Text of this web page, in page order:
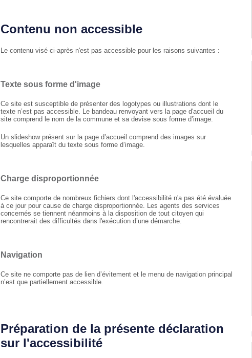
Contenu non accessible
Le contenu visé ci-après n'est pas accessible pour les raisons suivantes :
Texte sous forme d'image
Ce site est susceptible de présenter des logotypes ou illustrations dont le
texte n’est pas accessible. Le bandeau renvoyant vers la page d'accueil du
site comprend le nom de la commune et sa devise sous forme d’image.
Un slideshow présent sur la page d’accueil comprend des images sur
lesquelles apparaît du texte sous forme d’image.
Charge disproportionnée
Ce site comporte de nombreux fichiers dont l'accessibilité n'a pas été évaluée
à ce jour pour cause de charge disproportionnée. Les agents des services
concernés se tiennent néanmoins à la disposition de tout citoyen qui
rencontrerait des difficultés dans l'exécution d’une démarche.
Navigation
Ce site ne comporte pas de lien d’évitement et le menu de navigation principal
n’est que partiellement accessible.
Préparation de la présente déclaration
sur l'accessibilité